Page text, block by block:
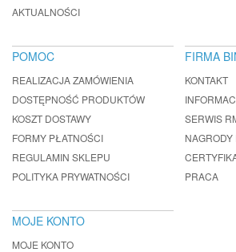
AKTUALNOŚCI
POMOC
REALIZACJA ZAMÓWIENIA
DOSTĘPNOŚĆ PRODUKTÓW
KOSZT DOSTAWY
FORMY PŁATNOŚCI
REGULAMIN SKLEPU
POLITYKA PRYWATNOŚCI
FIRMA
KONTAKT
SERWIS
PRACA
MOJE KONTO
MOJE KONTO